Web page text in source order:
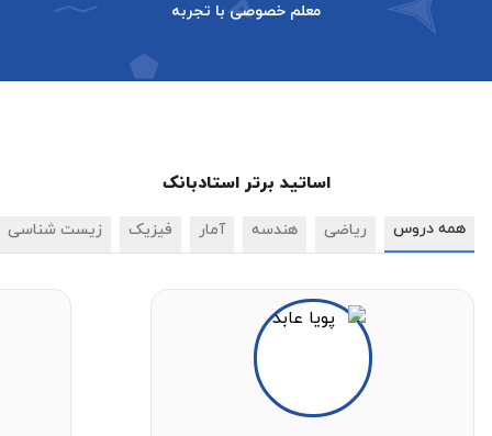
معلم خصوصی با تجربه
اساتید برتر استادبانک
همه دروس ریاضی هندسه آمار فیزیک زیست شناسی